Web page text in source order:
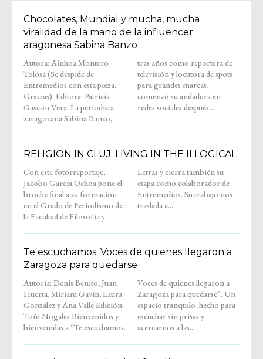
Chocolates, Mundial y mucha, mucha
viralidad de la mano de la influencer
aragonesa Sabina Banzo
Autora: Ainhoa Montero
Tolosa (Se despide de
Entremedios con esta pieza.
Gracias). Editora: Patricia
Gascón Vera. La periodista
zaragozana Sabina Banzo,
tras años como reportera de
televisión y locutora de spots
para grandes marcas,
comenzó su andadura en
redes sociales después...
RELIGION IN CLUJ: LIVING IN THE ILLOGICAL
Con este fotorreportaje,
Jacobo García Ochoa pone el
broche final a su formación
en el Grado de Periodismo de
la Facultad de Filosofía y
Letras y cierra también su
etapa como colaborador de
Entremedios. Su trabajo nos
traslada a...
Te escuchamos. Voces de quienes llegaron a
Zaragoza para quedarse
Autoría: Denis Benito, Juan
Huerta, Miriam Gavín, Laura
González y Ana Valle Edición:
Toñi Nogales Bienvenidos y
bienvenidas a “Te escuchamos.
Voces de quienes llegaron a
Zaragoza para quedarse”. Un
espacio tranquilo, hecho para
escuchar sin prisas y
acercarnos a las...